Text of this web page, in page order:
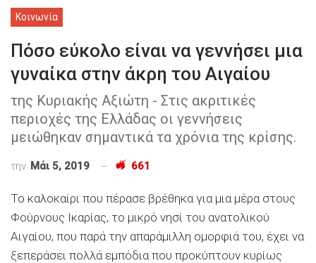
Κοινωνία
Πόσο εύκολο είναι να γεννήσει μια
γυναίκα στην άκρη του Αιγαίου
της Κυριακής Αξιώτη - Στις ακριτικές
περιοχές της Ελλάδας οι γεννήσεις
μειώθηκαν σημαντικά τα χρόνια της κρίσης.
την Μάι 5, 2019 661
Το καλοκαίρι που πέρασε βρέθηκα για μια μέρα στους
Φούρνους Ικαρίας, το μικρό νησί του ανατολικού
Αιγαίου, που παρά την απαράμιλλη ομορφιά του, έχει να
ξεπεράσει πολλά εμπόδια που προκύπτουν κυρίως